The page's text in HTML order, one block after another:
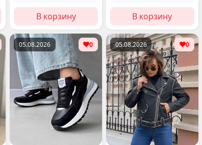
В корзину
В корзину
05.08.2026 0 05.08.2026 0